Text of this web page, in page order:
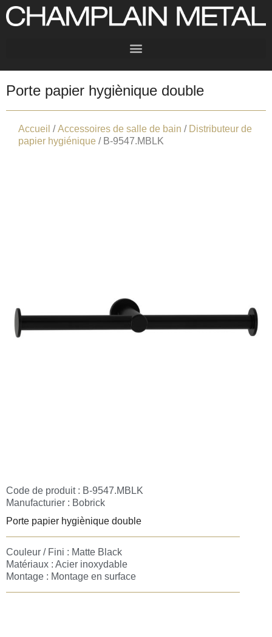
Porte papier hygiènique double
Accueil /Accessoires de salle de bain / Distributeur de
papier hygiénique / B-9547.MBLK
Code de produit : B-9547.MBLK
Manufacturier : Bobrick
Porte papier hygiènique double
Couleur / Fini : Matte Black
Matériaux : Acier inoxydable
Montage : Montage en surface